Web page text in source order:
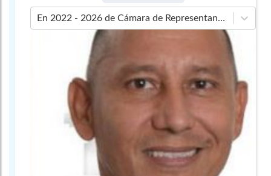
En 2022 - 2026 de Cámara de Representantes